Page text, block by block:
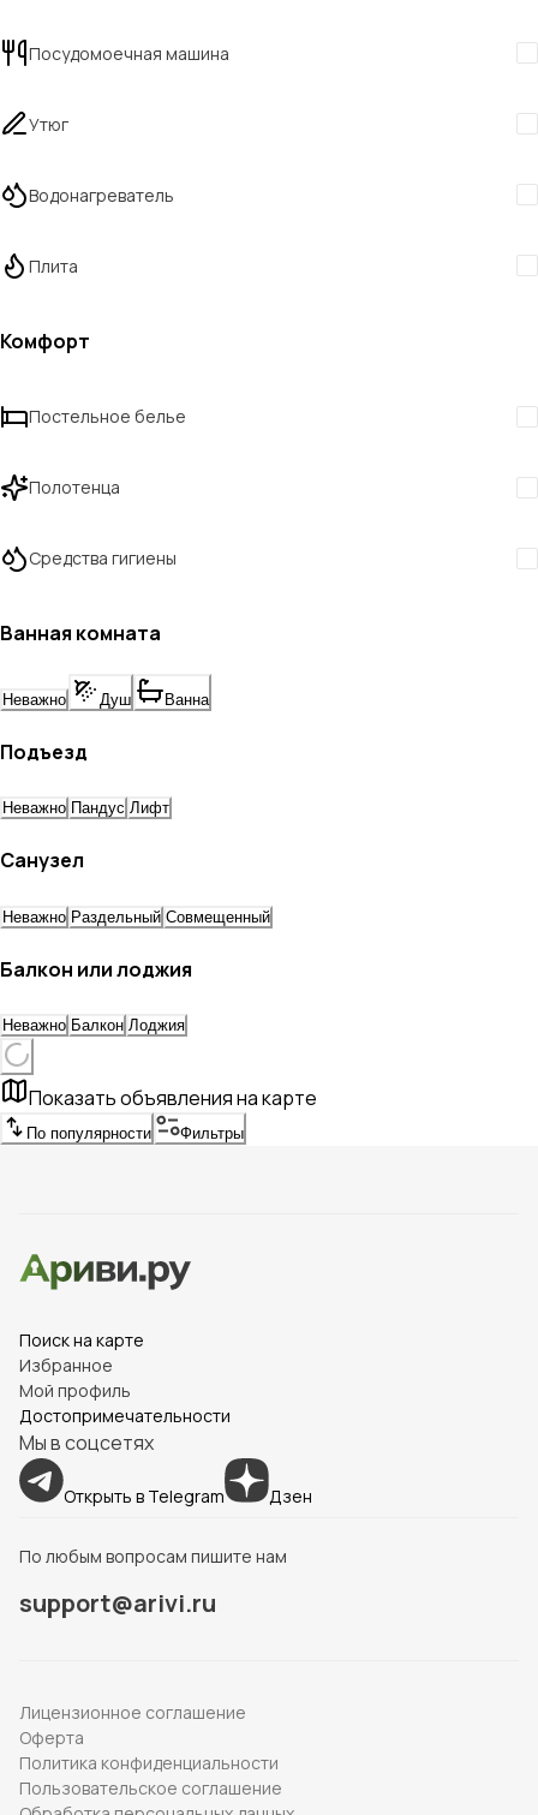
Посудомоечная машина
Утюг
Водонагреватель
Плита
Комфорт
Постельное белье
Полотенца
Средства гигиены
Ванная комната
Неважно Душ Ванна
Подъезд
Неважно Пандус Лифт
Санузел
Неважно Раздельный Совмещенный
Балкон или лоджия
Неважно Балкон Лоджия
Показать объявления на карте
По популярности Фильтры
Поиск на карте
Избранное
Мой профиль
Достопримечательности
Мы в соцсетях
Открыть в Telegram Дзен
По любым вопросам пишите нам
support@arivi.ru
Лицензионное соглашение
Оферта
Политика конфиденциальности
Пользовательское соглашение